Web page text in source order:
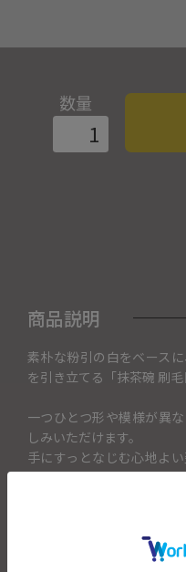
数量
商品説明
素朴な粉引の白をベース
を引き立てる「抹茶碗 刷毛
一つひとつ形や模様が異
しみいただけます。
手にすっとなじむ心地よ
間をより特別なものにして
抹茶碗としてはもちろん
段使いの器としても幅広く
上品な黒色の化粧箱に入